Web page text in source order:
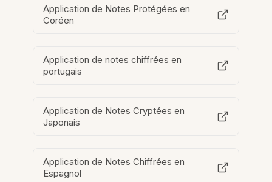
Application de Notes Protégées en
Coréen
Application de notes chiffrées en
portugais
Application de Notes Cryptées en
Japonais
Application de Notes Chiffrées en
Espagnol